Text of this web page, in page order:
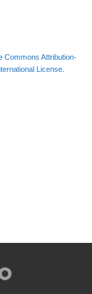
Commons Attribution-
License.